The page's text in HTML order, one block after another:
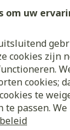
om uw
cookies zijn
cookies;
te
passen.